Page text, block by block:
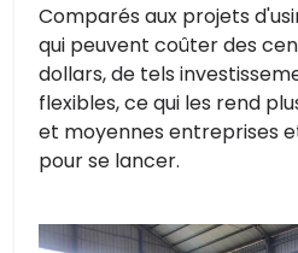
Comparés aux projets
qui peuvent coûter des
dollars, de tels
flexibles, ce qui les rend
et moyennes entreprises
pour se lancer.